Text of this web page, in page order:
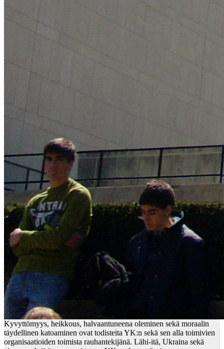
Kyvyttömyys, heikkous, halvaantuneena oleminen sekä moraalin
täydellinen katoaminen ovat todisteita YK:n sekä sen alla toimivien
organisaatioiden toimista rauhantekijänä. Lähi-itä, Ukraina sekä